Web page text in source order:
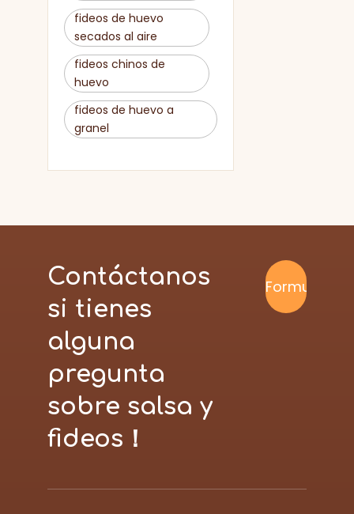
fideos de huevo
secados al aire
fideos chinos de
huevo
fideos de huevo a
granel
Contáctanos
si tienes
alguna
pregunta
sobre salsa y
fideos！
Formulario